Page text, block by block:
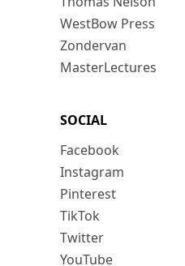
WestBow Press
Zondervan
MasterLectures
SOCIAL
Facebook
Instagram
Pinterest
TikTok
Twitter
YouTube